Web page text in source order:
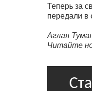
Теперь за
передали в
Аглая
Читайте